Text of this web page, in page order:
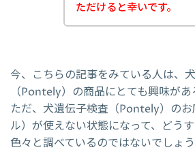
ただけると幸いです。
今、こちらの記事をみている人は、
（Pontely）の商品にとても興味があ
ただ、犬遺伝子検査（Pontely）の
ル）が使えない状態になって、どう
色々と調べているのではないでしょ